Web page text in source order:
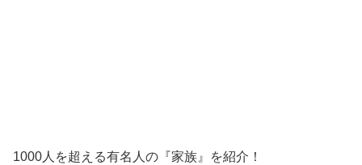
1000人を超える有名人の『家族』を紹介！